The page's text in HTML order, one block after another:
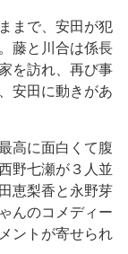
まで、安田が犯
藤と川合は係長
を訪れ、再び事
安田に動きがあ
高に面白くて腹
野七瀬が３人並
恵梨香と永野芽
んのコメディー
ントが寄せられ